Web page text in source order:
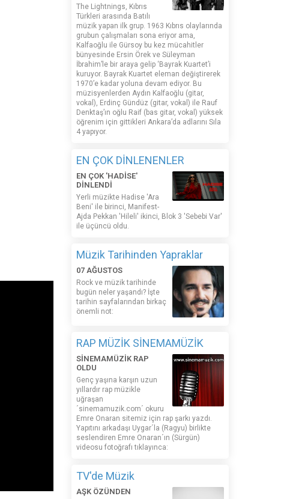
The Lightnings, Kıbrıs
Türkleri arasında Batılı
müzik yapan ilk grup. 1963 Kıbrıs olaylarında
grubun çalışmaları sona eriyor ama,
Kalfaoğlu ile Gürsoy bu kez mücahitler
bünyesinde Ersin Örek ve Süleyman
İbrahim’le bir araya gelip ‘Bayrak Kuartet’i
kuruyor. Bayrak Kuartet eleman değiştirerek
1970’e kadar yoluna devam ediyor. Bu
müzisyenlerden Aydın Kalfaoğlu (gitar,
vokal), Erdinç Gündüz (gitar, vokal) ile Rauf
Denktaş’ın oğlu Raif (bas gitar, vokal) yüksek
öğrenim için gittikleri Ankara’da adlarını Sıla
4 yapıyor.
EN ÇOK DİNLENENLER
EN ÇOK 'HADİSE'
DİNLENDİ
Yerli müzikte Hadise 'Ara
Beni' ile birinci, Manifest-
Ajda Pekkan 'Hileli' ikinci, Blok 3 'Sebebi Var'
ile üçüncü oldu.
Müzik Tarihinden Yapraklar
07 AĞUSTOS
Rock ve müzik tarihinde
bugün neler yaşandı? İşte
tarihin sayfalarından birkaç
önemli not:
RAP MÜZİK SİNEMAMÜZİK
SİNEMAMÜZİK RAP
OLDU
Genç yaşına karşın uzun
yıllardır rap müzikle
uğraşan
´sinemamuzik.com´ okuru
Emre Onaran sitemiz için rap şarkı yazdı.
Yapıtını arkadaşı Uygar´la (Ragyu) birlikte
seslendiren Emre Onaran´ın (Sürgün)
videosu fotoğrafı tıklayınca:
TV'de Müzik
AŞK ÖZÜNDEN